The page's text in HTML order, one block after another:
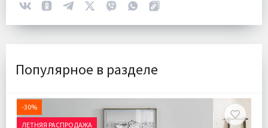
Популярное в разделе
-30%
ЛЕТНЯЯ РАСПРОДАЖА